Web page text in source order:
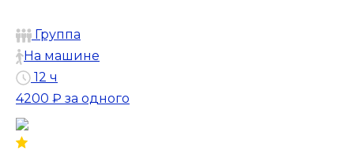
Группа
На машине
12 ч
4200 ₽ за одного